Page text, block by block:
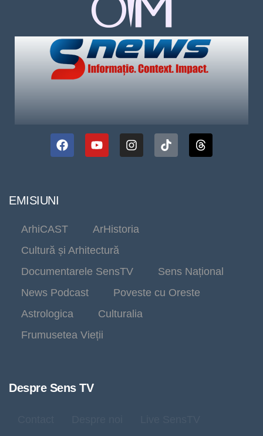
EMISIUNI
ArhiCAST
ArHistoria
Cultură și Arhitectură
Documentarele SensTV
Sens Național
News Podcast
Poveste cu Oreste
Astrologica
Culturalia
Frumusetea Vieții
Despre Sens TV